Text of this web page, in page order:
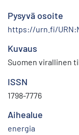
Pysyvä osoite
https://urn.fi/
Kuvaus
Suomen virallinen
ISSN
1798-7776
Aihealue
energia